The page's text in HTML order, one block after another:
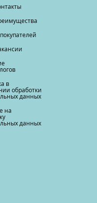
в
обработки
данных
на
данных